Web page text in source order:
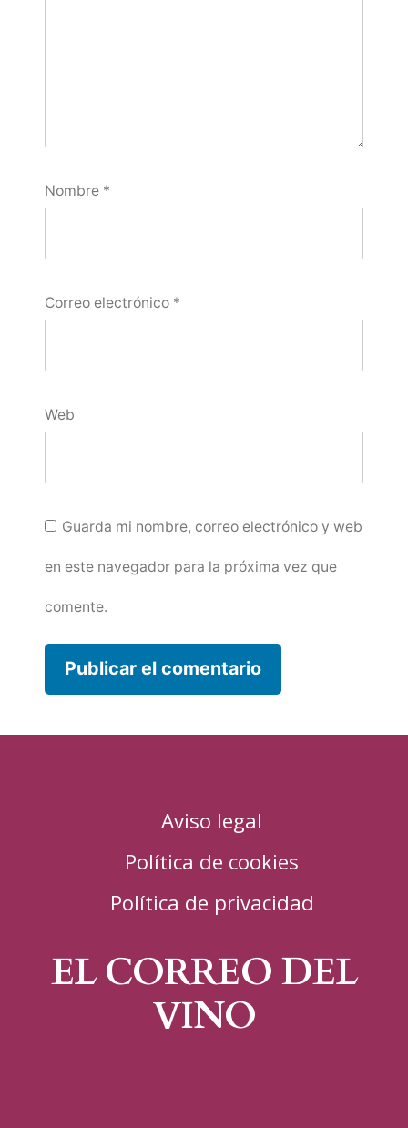
Nombre *
Correo electrónico *
Web
Guarda mi nombre, correo electrónico y web
en este navegador para la próxima vez que
comente.
Aviso legal
Política de cookies
Política de privacidad
EL CORREO DEL
VINO